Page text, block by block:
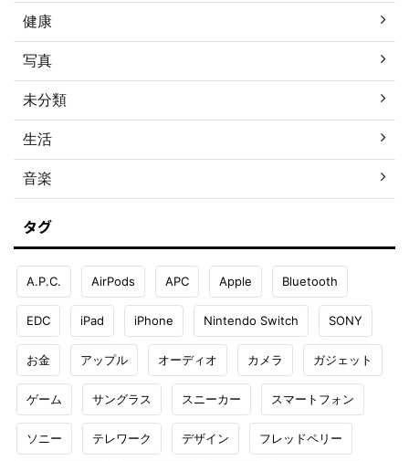
健康
写真
未分類
生活
音楽
タグ
A.P.C. AirPods APC Apple Bluetooth
EDC iPad iPhone Nintendo Switch SONY
お金 アップル オーディオ カメラ ガジェット
ゲーム サングラス スニーカー スマートフォン
ソニー テレワーク デザイン フレッドペリー